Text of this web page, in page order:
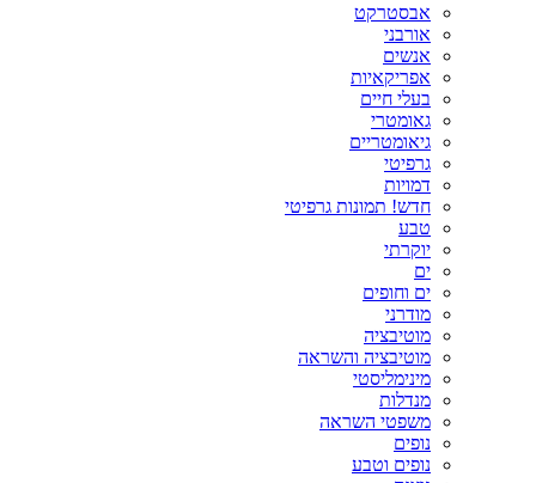
אבסטרקט
אורבני
אנשים
אפריקאיות
בעלי חיים
גאומטרי
גיאומטריים
גרפיטי
דמויות
חדש! תמונות גרפיטי
טבע
יוקרתי
ים
ים וחופים
מודרני
מוטיבציה
מוטיבציה והשראה
מינימליסטי
מנדלות
משפטי השראה
נופים
נופים וטבע